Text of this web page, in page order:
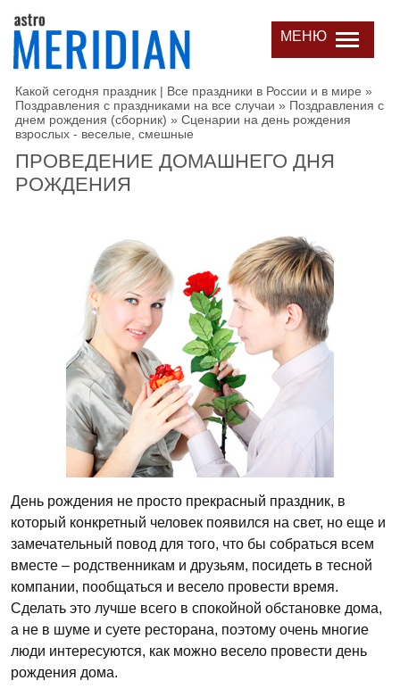
МЕНЮ
Какой сегодня праздник | Все праздники в России и в мире »
Поздравления с праздниками на все случаи » Поздравления с
днем рождения (сборник) » Сценарии на день рождения
взрослых - веселые, смешные
ПРОВЕДЕНИЕ ДОМАШНЕГО ДНЯ
РОЖДЕНИЯ
День рождения не просто прекрасный праздник, в
который конкретный человек появился на свет, но еще и
замечательный повод для того, что бы собраться всем
вместе – родственникам и друзьям, посидеть в тесной
компании, пообщаться и весело провести время.
Сделать это лучше всего в спокойной обстановке дома,
а не в шуме и суете ресторана, поэтому очень многие
люди интересуются, как можно весело провести день
рождения дома.